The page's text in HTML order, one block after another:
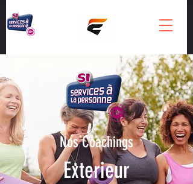
Nos Coachings
Exterieur